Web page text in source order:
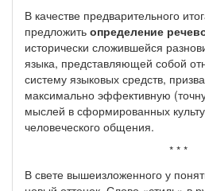
В качестве предварительного
предложить определение
исторически сложившейся
языка, представляющей собой
систему языковых средств,
максимально эффективную
мыслей в сформированных
человеческого общения.
* * *
В свете вышеизложенного у